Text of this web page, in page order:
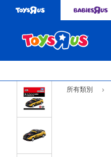
所有類別